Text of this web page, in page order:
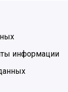
информации